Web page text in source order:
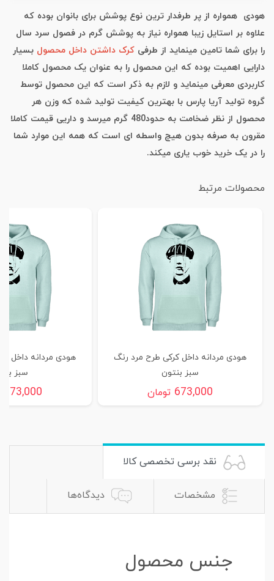
هودی همواره از پر طرفدار ترین نوع پوشش برای بانوان بوده که
علاوه بر استایل زیبا همواره نیاز به پوشش گرم در فصول سرد سال
را برای شما تامین مینماید از طرفی کرک داشتن داخل محصول بسیار
دارایی اهمیت بوده که این محصول را به عنوان یک محصول کاملا
کاربردی معرفی مینماید و لازم به ذکر است که این محصول توسط
گروه تولید آریا پارس با بهترین کیفیت تولید شده که وزن هر
محصول از نظر ضخامت به حدود480 گرم میرسد و داریی قیمت کاملا
مقرون به صرفه بدون هیچ واسطه ای است که همه این موارد شما
را در یک خرید خوب یاری میکند.
محصولات مرتبط
هودی مردانه داخل کرکی طرح مرد رنگ
سبز بنتون
673,000 تومان
هودی مردانه داخل
سبز
673,000
نقد برسی تخصصی کالا
مشخصات دیدگاه‌ها
جنس محصول